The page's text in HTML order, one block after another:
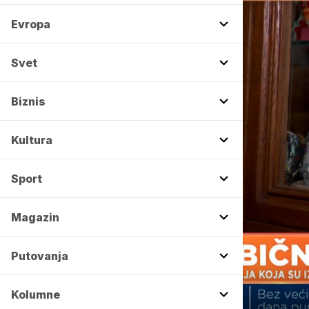
Evropa
Svet
Biznis
Kultura
Sport
Magazin
Putovanja
Kolumne